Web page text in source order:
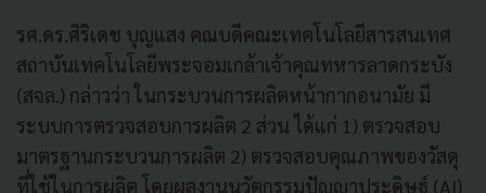
รศ.ดร.ศิริเดช บุญแสง คณบดีคณะเทคโนโลยีสารสนเทศ
สถาบันเทคโนโลยีพระจอมเกล้าเจ้าคุณทหารลาดกระบัง
(สจล.) กล่าวว่า ในกระบวนการผลิตหน้ากากอนามัย มี
ระบบการตรวจสอบการผลิต 2 ส่วน ได้แก่ 1) ตรวจสอบ
มาตรฐานกระบวนการผลิต 2) ตรวจสอบคุณภาพของวัสดุ
ที่ใช้ในการผลิต โดยผลงานนวัตกรรมปัญญาประดิษฐ์ (AI)